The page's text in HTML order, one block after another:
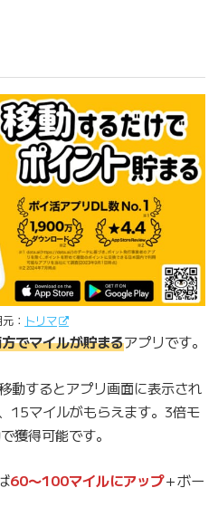
： トリマ
でマイルが貯まるアプリです。
動するとアプリ画面に表示され
15マイルがもらえます。3倍モ
獲得可能です。
60〜100マイルにアップ＋ボー